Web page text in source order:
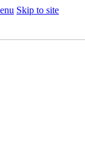
Skip to site